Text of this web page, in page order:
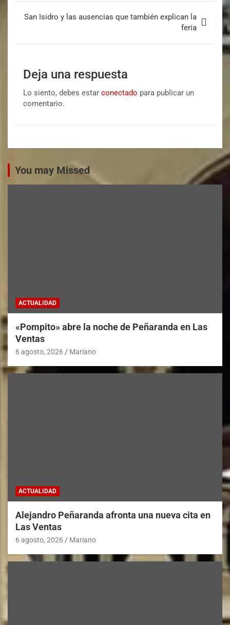
San Isidro y las ausencias que también explican la
feria
Deja una respuesta
Lo siento, debes estar conectado para publicar un
comentario.
You may Missed
ACTUALIDAD
«Pompito» abre la noche de Peñaranda en Las
Ventas
6 agosto, 2026 Mariano
ACTUALIDAD
Alejandro Peñaranda afronta una nueva cita en
Las Ventas
6 agosto, 2026 Mariano